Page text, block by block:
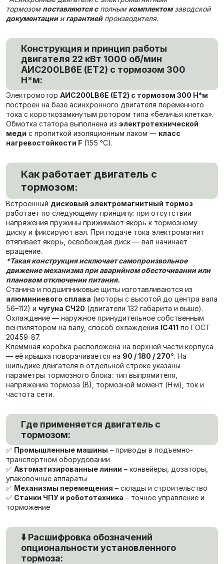
тормозом поставляются сполным комплектомзаводской
документациии гарантиейпроизводителя.
Конструкция и принцип работы
двигателя 22 кВт 1000 об/мин
AИC200LB6Е (ET2) с тормозом 300
Н*м:
Электромотор AИC200LB6Е (ET2) с тормозом 300 Н*м
построен на базе асинхронного двигателя переменного
тока с короткозамкнутым ротором типа «беличья клетка».
Обмотка статора выполнена из электротехнической
меди с пропиткой изоляционным лаком — класс
нагревостойкости F (155 °C).
Как работает двигатель с
тормозом:
Встроенный дисковый электромагнитный тормоз
работает по следующему принципу: при отсутствии
напряжения пружины прижимают якорь к тормозному
диску и фиксируют вал. При подаче тока электромагнит
втягивает якорь, освобождая диск — вал начинает
вращение.
*Такая конструкция исключает самопроизвольное
движение механизма при аварийном обесточивании или
плановом отключении питания.
Станина и подшипниковые щиты изготавливаются из
алюминиевого сплава (моторы с высотой до центра вала
56–112) и чугуна СЧ20 (двигатели 132 габарита и выше).
Охлаждение — наружное принудительное собственным
вентилятором на валу, способ охлаждения IC411 по ГОСТ
20459-87.
Клеммная коробка расположена на верхней части корпуса
— её крышка поворачивается на 90 / 180 / 270°. На
шильдике двигателя в отдельной строке указаны
параметры тормозного блока: тип выпрямителя,
напряжение тормоза (В), тормозной момент (Н·м), ток и
частота сети.
Где применяется двигатель с
тормозом:
✅ Промышленные машины – приводы в подъемно-
транспортном оборудовании
✅ Автоматизированные линии – конвейеры, дозаторы,
упаковочные аппараты
✅ Механизмы перемещения – склады и строительство
✅ Станки ЧПУ и робототехника – точное управление и
торможение
⬇️ Расшифровка обозначений
опциональности установленного
тормоза: